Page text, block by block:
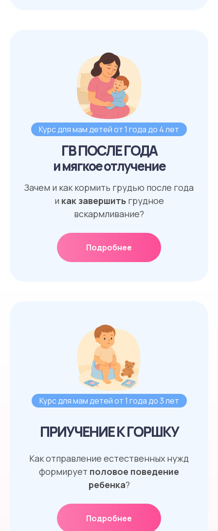
Курс для мам детей от 1 года до 4 лет
ГВ ПОСЛЕ ГОДА
и мягкое отлучение
Зачем и как кормить грудью после года
и как завершитьгрудное
вскармливание?
Подробнее
Курс для мам детей от 1 года до 3 лет
ПРИУЧЕНИЕ К ГОРШКУ
Как отправление естественных нужд
формирует половое поведение
ребенка?
Подробнее